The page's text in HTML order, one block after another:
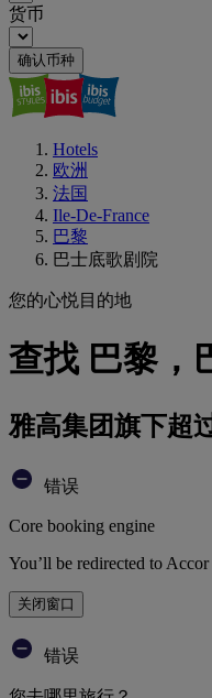
货币
确认币种
Hotels
欧洲
法国
Ile-De-France
巴黎
巴士底歌剧院
您的心悦目的地
查找 巴黎，
雅高集团旗下超
错误
Core booking engine
You’ll be redirected to
关闭窗口
错误